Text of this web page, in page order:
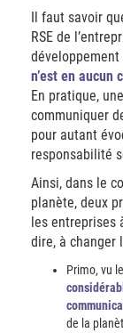
Il faut savoir
RSE de
développement
n’est en aucun
En pratique,
communiquer
pour autant
responsabilité
Ainsi, dans le
planète, deux
les entreprises
dire, à changer
Primo, vu
de la